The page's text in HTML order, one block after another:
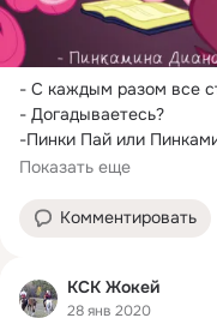
- С каждым разом все
- Догадываетесь?
-Пинки Пай или
-Встречаем.
Показать еще
Комментировать
КСК Жокей
28 янв 2020